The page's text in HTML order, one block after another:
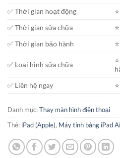
✅ Thời gian hoạt động
✅ Thời gian sửa chữa
✅ Thời gian bảo hành
✅ Loại hình sửa chữa
✅ Liên hệ ngay
Danh mục:Thay màn hình điện thoại
Thẻ: iPad (Apple), Máy tính bảng iPad